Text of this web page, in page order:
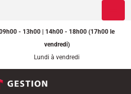
- 13h00 | 14h00 - 18h00 (17h00 le
vendredi)
Lundi à vendredi